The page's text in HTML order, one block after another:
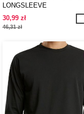
LONGSLEEVE
30,99 zł
46,31 zł